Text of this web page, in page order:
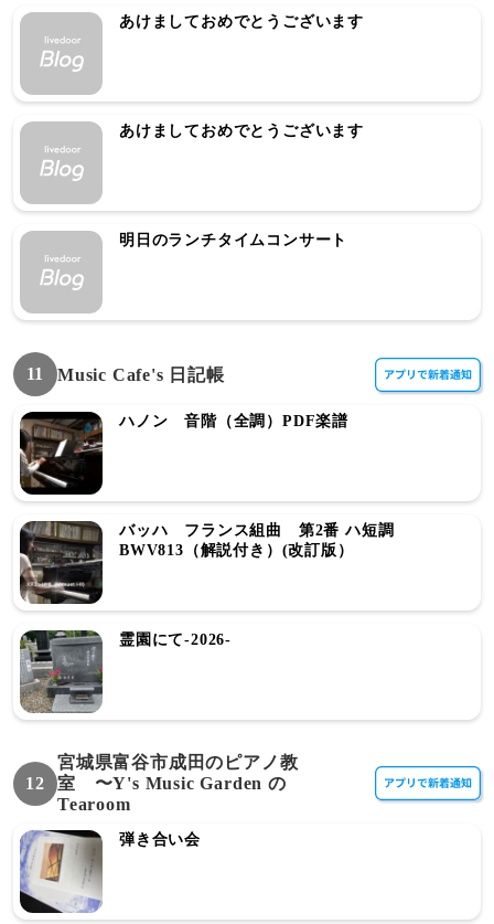
あけましておめでとうございます
あけましておめでとうございます
明日のランチタイムコンサート
11 Music Cafe's 日記帳
ハノン 音階（全調）PDF楽譜
バッハ フランス組曲 第2番 ハ短調
BWV813（解説付き）(改訂版）
霊園にて-2026-
12
宮城県富谷市成田のピアノ教
室 〜Y's Music Garden の
Tearoom
弾き合い会